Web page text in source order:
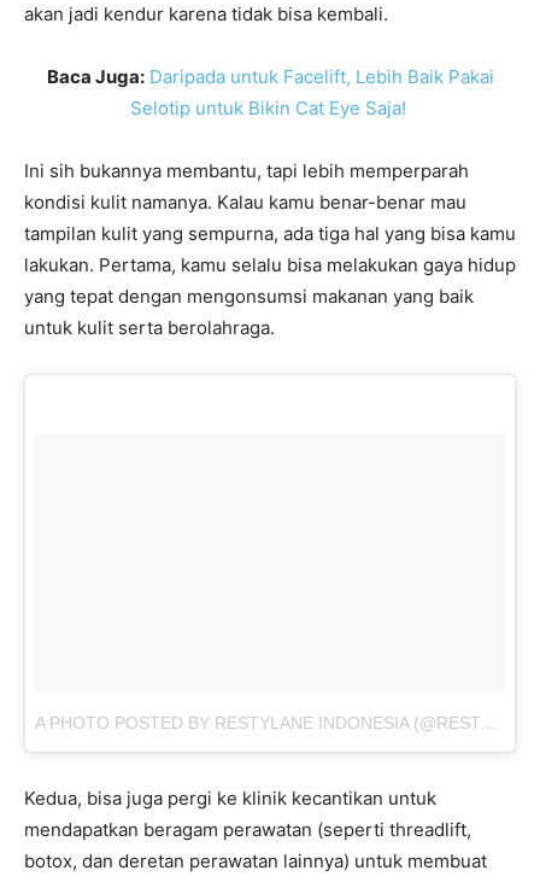
akan jadi kendur karena tidak bisa kembali.
Baca Juga: Daripada untuk Facelift, Lebih Baik Pakai
Selotip untuk Bikin Cat Eye Saja!
Ini sih bukannya membantu, tapi lebih memperparah
kondisi kulit namanya. Kalau kamu benar-benar mau
tampilan kulit yang sempurna, ada tiga hal yang bisa kamu
lakukan. Pertama, kamu selalu bisa melakukan gaya hidup
yang tepat dengan mengonsumsi makanan yang baik
untuk kulit serta berolahraga.
A PHOTO POSTED BY RESTYLANE INDONESIA (@RESTYLANE_INDONESIA)
Kedua, bisa juga pergi ke klinik kecantikan untuk
mendapatkan beragam perawatan (seperti threadlift,
botox, dan deretan perawatan lainnya) untuk membuat